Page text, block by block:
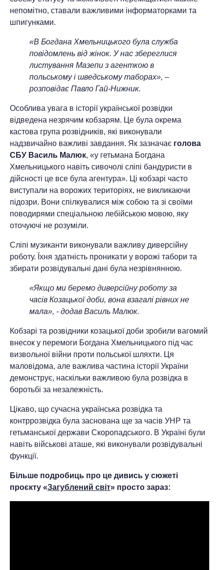
непомітно, ставали важливими інформаторками та
шпигунками.
«В Богдана Хмельницького була служба
повідомлень від жінок. У нас збереглися
листування Мазепи з агенткою в
польському і шведському таборах», –
розповідає Павло Гай-Нижник.
Особлива увага в історії української розвідки
відведена незрячим кобзарям. Це була окрема
кастова група розвідників, які виконували
надзвичайно важливі завдання. Як зазначає голова
СБУ Василь Малюк, «у гетьмана Богдана
Хмельницького навіть сивочолі сліпі бандуристи в
дійсності це все була агентура». Ці кобзарі часто
виступали на ворожих територіях, не викликаючи
підозри. Вони спілкувалися між собою та зі своїми
поводирями спеціальною лебійською мовою, яку
оточуючі не розуміли.
Сліпі музиканти виконували важливу диверсійну
роботу. Їхня здатність проникати у ворожі табори та
збирати розвідувальні дані була незрівнянною.
«Якщо ми беремо диверсійну роботу за
часів Козацької доби, вона взагалі рівних не
мала», - додав Василь Малюк.
Кобзарі та розвідники козацької доби зробили вагомий
внесок у перемоги Богдана Хмельницького під час
визвольної війни проти польської шляхти. Ця
маловідома, але важлива частина історії України
демонструє, наскільки важливою була розвідка в
боротьбі за незалежність.
Цікаво, що сучасна українська розвідка та
контррозвідка була заснована ще за часів УНР та
гетьманської держави Скоропадського. В Україні були
навіть військові аташе, які виконували розвідувальні
функції.
Більше подробиць про це дивись у сюжеті
проєкту «Загублений світ» просто зараз: